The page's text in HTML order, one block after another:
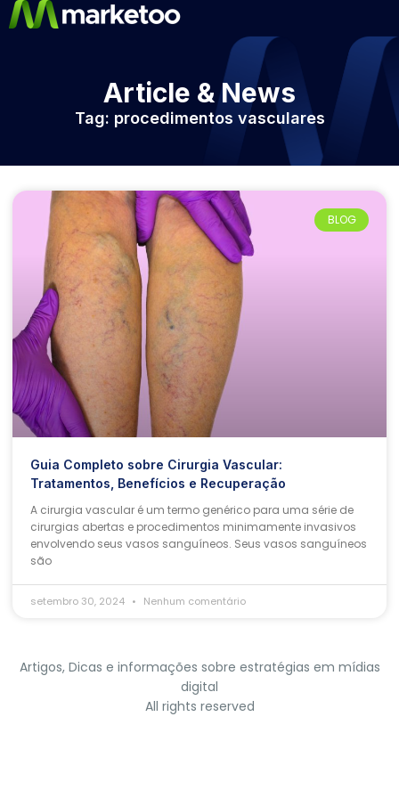
Article & News
Tag: procedimentos vasculares
BLOG
Guia Completo sobre Cirurgia Vascular:
Tratamentos, Benefícios e Recuperação
A cirurgia vascular é um termo genérico para uma série de
cirurgias abertas e procedimentos minimamente invasivos
envolvendo seus vasos sanguíneos. Seus vasos sanguíneos
são
setembro 30, 2024 Nenhum comentário
Artigos, Dicas e informações sobre estratégias em mídias
digital
All rights reserved